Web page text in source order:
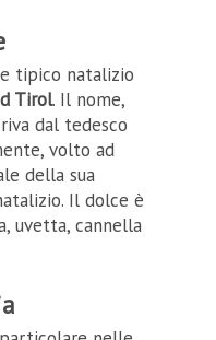
tipico natalizio
Tirol. Il nome,
dal tedesco
volto ad
della sua
Il dolce è
uvetta, cannella